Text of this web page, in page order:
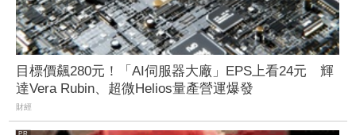
目標價飆280元！「AI伺服器大廠」EPS上看24元 輝
達Vera Rubin、超微Helios量產營運爆發
財經